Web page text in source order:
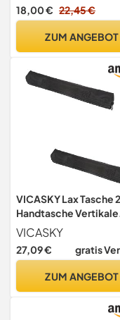
18,00 € 22,45 €
ZUM ANGEBOT
VICASKY Lax Tasche
Handtasche Vertikale
Flöten Etui Für Altflöte
Saxophon
Für Für Flötenkoffer
Gigbag Für Black
VICASKY
27,09 € gratis
ZUM ANGEBOT